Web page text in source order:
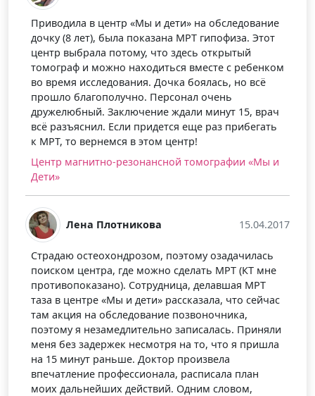
дети» на обследование
МРТ гипофиза. Этот
здесь открытый
вместе с ребенком
боялась, но всё
очень
ждали минут 15, врач
еще раз прибегать
центр!
томографии «Мы и
15.04.2017
поэтому озадачилась
сделать МРТ (КТ мне
делавшая МРТ
рассказала, что сейчас
позвоночника,
записалась. Приняли
на то, что я пришла
произвела
расписала план
Одним словом,
Делали сыну в этом центре
суставов (ставили дисплазию в
возрасте). Очень
персонала к маленьким
абсолютно без страха пошел
пролежал неподвижно все 20
приятно было получить
акция на исследование двух
Вам за отношение, буду
знакомым.
Благодарю персонал и врачей
доступные цены и чуткое
пациентами! Желаю вам
процветания!
Центр магнитно-резонансной
Дети»